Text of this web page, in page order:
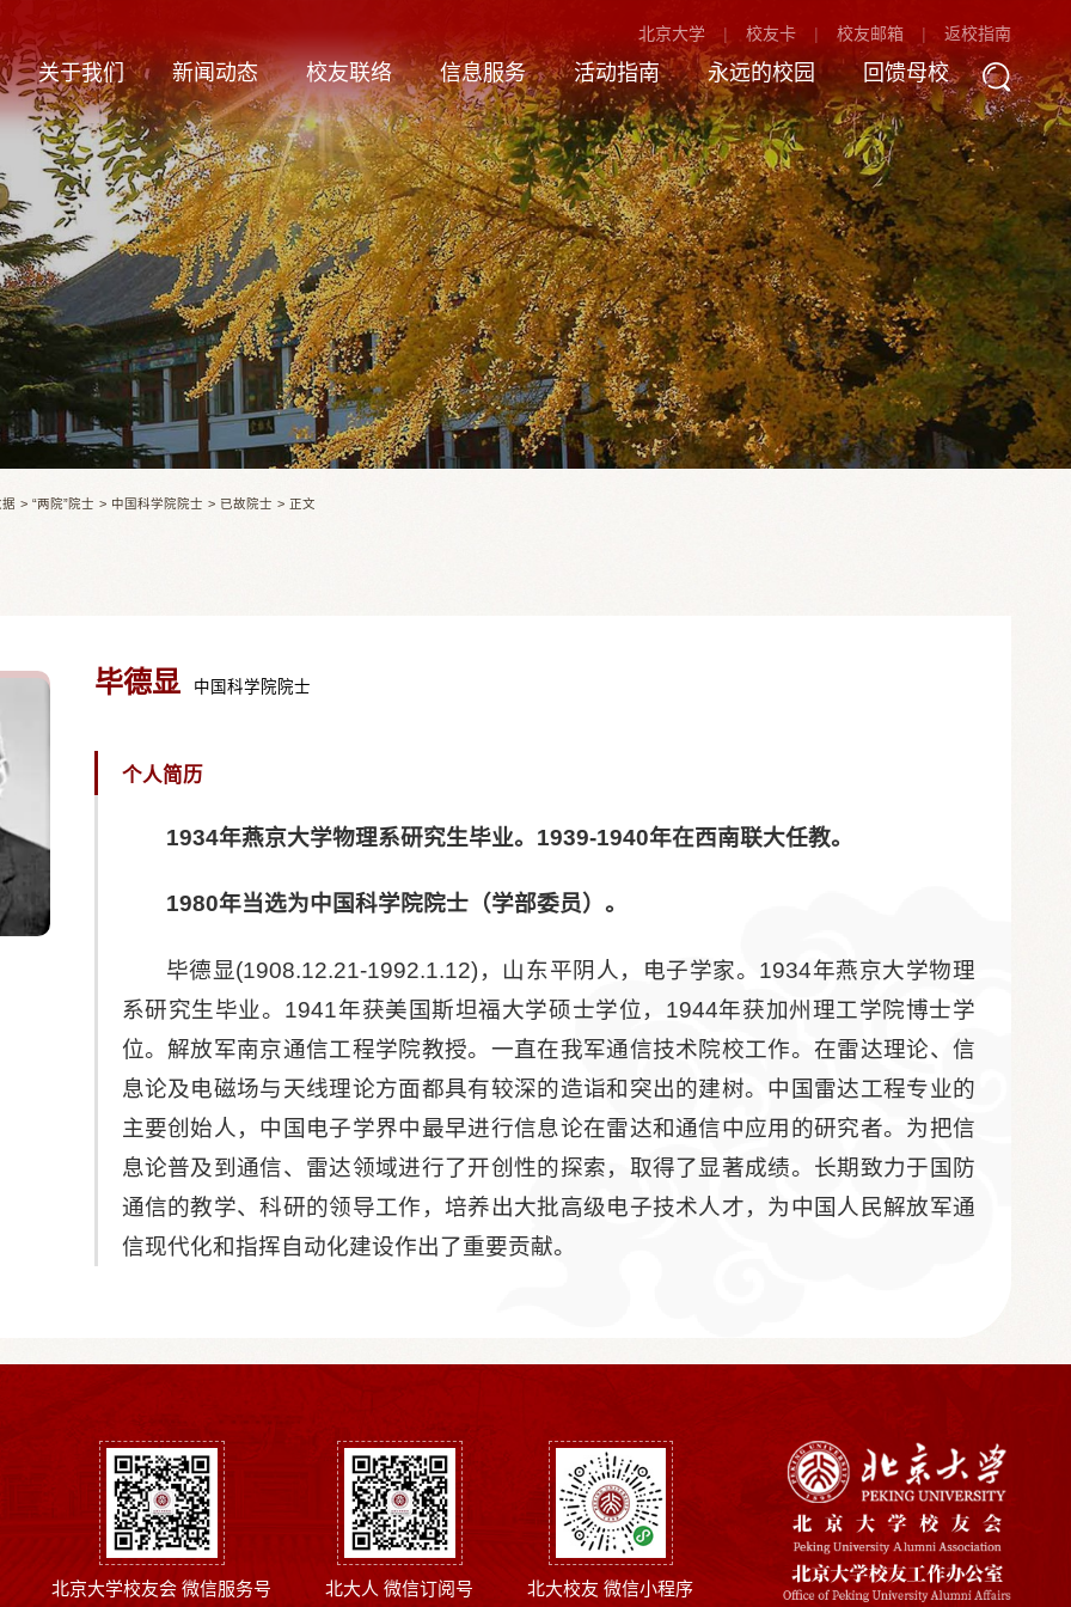
北京大学 校友卡 校友邮箱 返校指南
关于我们 新闻动态 校友联络 信息服务 活动指南 永远的校园 回馈母校
> “两院”院士 > 中国科学院院士 > 已故院士 > 正文
毕德显 中国科学院院士
个人简历
1934年燕京大学物理系研究生毕业。1939-1940年在西南联大任教。
1980年当选为中国科学院院士（学部委员）。
毕德显(1908.12.21-1992.1.12)， 山东平阴人，
电子学家。1934年燕京大学物理
系研究生毕业。1941年获美国斯坦福大学硕士学位，1944年获加州理工学院博士学
位。解放军南京通信工程学院教授。一直在我军通信技术院校工作。在雷达理论、信
息论及电磁场与天线理论方面都具有较深的造诣和突出的建树。中国雷达工程专业的
主要创始人，中国电子学界中最早进行信息论在雷达和通信中应用的研究者。为把信
息论普及到通信、雷达领域进行了开创性的探索，取得了显著成绩。长期致力于国防
通信的教学、科研的领导工作，培养出大批高级电子技术人才，为中国人民解放军通
信现代化和指挥自动化建设作出了重要贡献。
北京大学校友会 微信服务号 北大人 微信订阅号 北大校友 微信小程序